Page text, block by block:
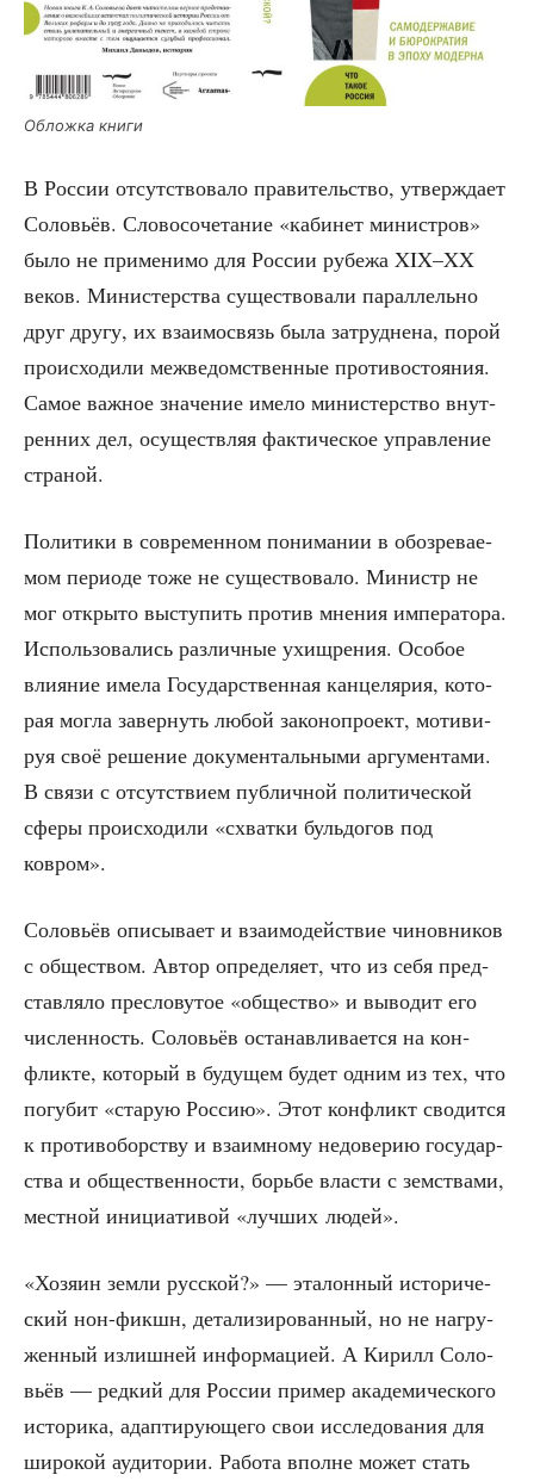
Облож­ка книги
В Рос­сии отсут­ство­ва­ло пра­ви­тель­ство, утвер­жда­ет
Соло­вьёв. Сло­во­со­че­та­ние «каби­нет мини­стров»
было не при­ме­ни­мо для Рос­сии рубе­жа XIX–XX
веков. Мини­стер­ства суще­ство­ва­ли парал­лель­но
друг дру­гу, их вза­и­мо­связь была затруд­не­на, порой
про­ис­хо­ди­ли меж­ве­дом­ствен­ные про­ти­во­сто­я­ния.
Самое важ­ное зна­че­ние име­ло мини­стер­ство внут­
рен­них дел, осу­ществ­ляя фак­ти­че­ское управ­ле­ние
страной.
Поли­ти­ки в совре­мен­ном пони­ма­нии в обо­зре­ва­е­
мом пери­о­де тоже не суще­ство­ва­ло. Министр не
мог откры­то высту­пить про­тив мне­ния импе­ра­то­ра.
Исполь­зо­ва­лись раз­лич­ные ухищ­ре­ния. Осо­бое
вли­я­ние име­ла Госу­дар­ствен­ная кан­це­ля­рия, кото­
рая мог­ла завер­нуть любой зако­но­про­ект, моти­ви­
руя своё реше­ние доку­мен­таль­ны­ми аргу­мен­та­ми.
В свя­зи с отсут­стви­ем пуб­лич­ной поли­ти­че­ской
сфе­ры про­ис­хо­ди­ли «схват­ки буль­до­гов под
ковром».
Соло­вьёв опи­сы­ва­ет и вза­и­мо­дей­ствие чинов­ни­ков
с обще­ством. Автор опре­де­ля­ет, что из себя пред­
став­ля­ло пре­сло­ву­тое «обще­ство» и выво­дит его
чис­лен­ность. Соло­вьёв оста­нав­ли­ва­ет­ся на кон­
флик­те, кото­рый в буду­щем будет одним из тех, что
погу­бит «ста­рую Рос­сию». Этот кон­фликт сво­дит­ся
к про­ти­во­бор­ству и вза­им­но­му недо­ве­рию госу­дар­
ства и обще­ствен­но­сти, борь­бе вла­сти с зем­ства­ми,
мест­ной ини­ци­а­ти­вой «луч­ших людей».
«Хозя­ин зем­ли рус­ской?» — эта­лон­ный исто­ри­че­
ский нон-фикшн, дета­ли­зи­ро­ван­ный, но не нагру­
жен­ный излиш­ней инфор­ма­ци­ей. А Кирилл Соло­
вьёв — ред­кий для Рос­сии при­мер ака­де­ми­че­ско­го
исто­ри­ка, адап­ти­ру­ю­ще­го свои иссле­до­ва­ния для
широ­кой ауди­то­рии. Рабо­та вполне может стать